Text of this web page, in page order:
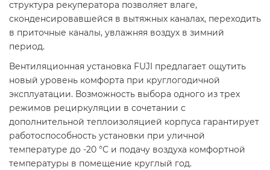
структура рекуператора позволяет влаге,
сконденсировавшейся в вытяжных каналах, переходить
в приточные каналы, увлажняя воздух в зимний
период.
Вентиляционная установка FUJI предлагает ощутить
новый уровень комфорта при круглогодичной
эксплуатации. Возможность выбора одного из трех
режимов рециркуляции в сочетании с
дополнительной теплоизоляцией корпуса гарантирует
работоспособность установки при уличной
температуре до -20 °С и подачу воздуха комфортной
температуры в помещение круглый год.